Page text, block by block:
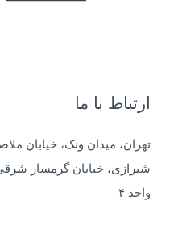
ارتباط با ما
تهران، میدان ونک، خیابان
واحد ۴